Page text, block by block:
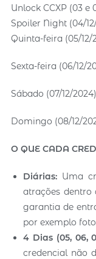
Unlock CCXP (03 e
Spoiler Night (04/
Quinta-feira (05/12/
Sexta-feira (06/12/
Sábado (07/12/
Domingo (08/12/
O QUE CADA
Diárias: Uma
atrações
garantia de
por exemplo
4 Dias (05, 06,
credencial não